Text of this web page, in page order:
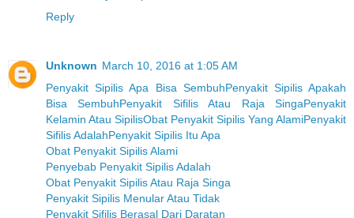
Reply
Unknown March 10, 2016 at 1:05 AM
Penyakit Sipilis Apa Bisa SembuhPenyakit Sipilis Apakah
Bisa SembuhPenyakit Sifilis Atau Raja SingaPenyakit
Kelamin Atau SipilisObat Penyakit Sipilis Yang AlamiPenyakit
Sifilis AdalahPenyakit Sipilis Itu Apa
Obat Penyakit Sipilis Alami
Penyebab Penyakit Sipilis Adalah
Obat Penyakit Sipilis Atau Raja Singa
Penyakit Sipilis Menular Atau Tidak
Penyakit Sifilis Berasal Dari Daratan